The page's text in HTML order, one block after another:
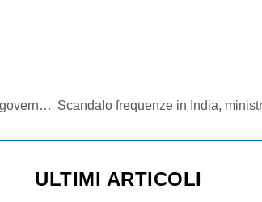
Rtv locali: la REA organizza una protesta contro il governo a Sanremo
ULTIMI ARTICOLI